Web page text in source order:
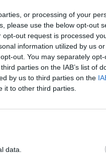
or processing of your
please use the below opt-out
out request is processed
information utilized by us
out. You may separately
parties on the IAB’s list of
by us to third parties on the
it to other third parties.
data.